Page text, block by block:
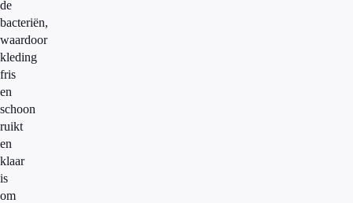
de
bacteriën,
waardoor
kleding
fris
en
schoon
ruikt
en
klaar
is
om